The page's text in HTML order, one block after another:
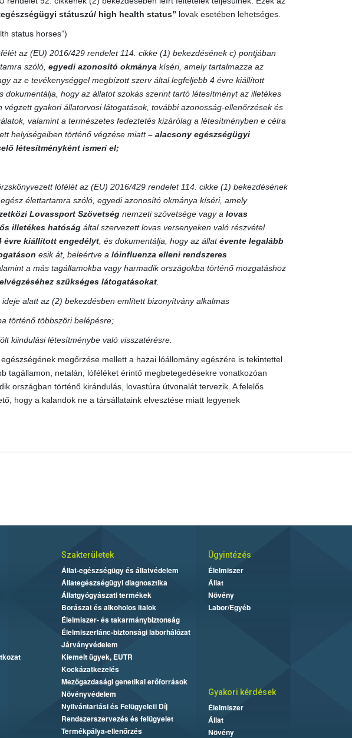
státuszú/ high health status” lovak esetében lehetséges.
status horses”)
az (EU) 2016/429 rendelet 114. cikke (1) bekezdésének c) pontjában
szóló, egyedi azonosító okmányakíséri, amely tartalmazza az
az e tevékenységgel megbízott szerv által legfeljebb 4 évre kiállított
dokumentálja, hogy az állatot szokás szerint tartó létesítményt az illetékes
végzett gyakori állatorvosi látogatások, további azonosság-ellenőrzések és
valamint a természetes fedeztetés kizárólag a létesítményben e célra
helyiségeiben történő végzése miatt– alacsony egészségügyi
létesítményként ismeri el;
lófélét az (EU) 2016/429 rendelet 114. cikke (1) bekezdésének
élettartamra szóló, egyedi azonosító okmánya kíséri, amely
Lovassport Szövetségnemzeti szövetsége vagy a lovas
illetékes hatóságáltal szervezett lovas versenyeken való részvétel
évre kiállított engedélyt, és dokumentálja, hogy az állatévente legalább
esik át, beleértve a lóinfluenza elleni rendszeres
a más tagállamokba vagy harmadik országokba történő mozgatáshoz
szükséges látogatásokat.
alatt az (2) bekezdésben említett bizonyítvány alkalmas
történő többszöri belépésre;
kiindulási létesítménybe való visszatérésre.
megőrzése mellett a hazai lóállomány egészére is tekintettel
tagállamon, netalán, lóféléket érintő megbetegedésekre vonatkozóan
országban történő kirándulás, lovastúra útvonalát tervezik. A felelős
hogy a kalandok ne a társállataink elvesztése miatt legyenek
Szakterületek
Állat-egészségügy és állatvédelem
Állategészségügyi diagnosztika
Állatgyógyászati termékek
Borászat és alkoholos italok
Élelmiszer- és takarmánybiztonság
Élelmiszerlánc-biztonsági laborhálózat
Járványvédelem
Kiemelt ügyek, EUTR
Kockázatkezelés
Mezőgazdasági genetikai erőforrások
Növényvédelem
Nyilvántartási és Felügyeleti Díj
Rendszerszervezés és felügyelet
Termékpálya-ellenőrzés
Ügyintézés
Élelmiszer
Állat
Növény
Labor/Egyéb
Gyakori kérdések
Élelmiszer
Állat
Növény